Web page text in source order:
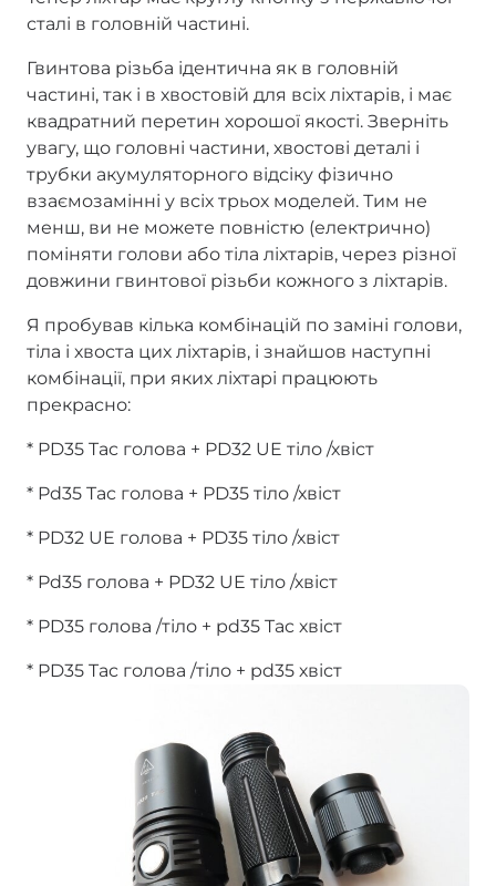
сталі в головній частині.
Гвинтова різьба ідентична як в головній
частині, так і в хвостовій для всіх ліхтарів, і має
квадратний перетин хорошої якості. Зверніть
увагу, що головні частини, хвостові деталі і
трубки акумуляторного відсіку фізично
взаємозамінні у всіх трьох моделей. Тим не
менш, ви не можете повністю (електрично)
поміняти голови або тіла ліхтарів, через різної
довжини гвинтової різьби кожного з ліхтарів.
Я пробував кілька комбінацій по заміні голови,
тіла і хвоста цих ліхтарів, і знайшов наступні
комбінації, при яких ліхтарі працюють
прекрасно:
* PD35 Tac голова + PD32 UE тіло /хвіст
* Pd35 Tac голова + PD35 тіло /хвіст
* PD32 UE голова + PD35 тіло /хвіст
* Pd35 голова + PD32 UE тіло /хвіст
* PD35 голова /тіло + pd35 Tac хвіст
* PD35 Tac голова /тіло + pd35 хвіст